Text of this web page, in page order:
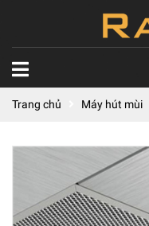
Trang chủ Máy hút mùi